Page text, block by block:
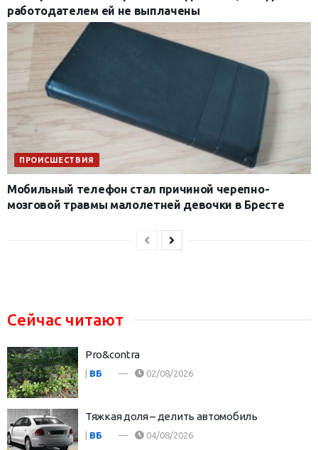
работодателем ей не выплачены
ПРОИСШЕСТВИЯ
Мобильный телефон стал причиной черепно-
мозговой травмы малолетней девочки в Бресте
Сейчас читают
Pro&contra
ВБ 02/08/2026
Тяжкая доля – делить автомобиль
| ВБ 04/08/2026